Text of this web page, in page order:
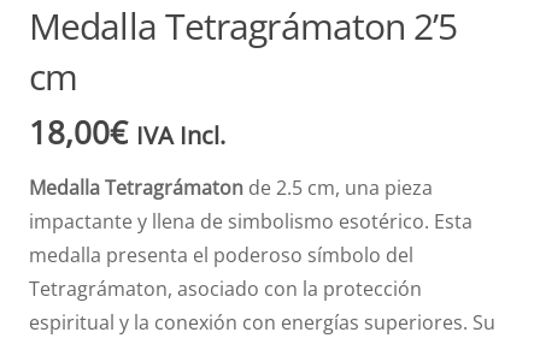
Medalla Tetragrámaton 2’5
cm
18,00€ IVA Incl.
Medalla Tetragrámaton de 2.5 cm, una pieza
impactante y llena de simbolismo esotérico. Esta
medalla presenta el poderoso símbolo del
Tetragrámaton, asociado con la protección
espiritual y la conexión con energías superiores. Su